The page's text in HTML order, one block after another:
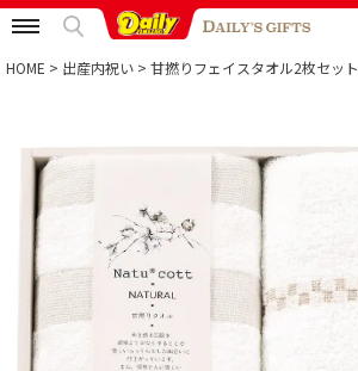
予算から選ぶ
カテゴリから選ぶ
贈る相手から選ぶ
HOME 出産内祝い 甘撚りフェイスタオル2枚セット